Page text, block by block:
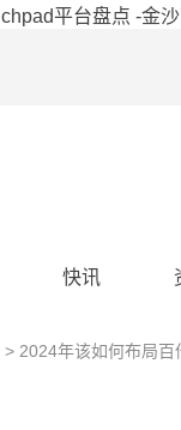
平台盘点 -金
快讯
> 2024年该如何布局